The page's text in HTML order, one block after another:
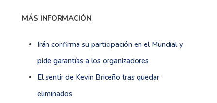
MÁS INFORMACIÓN
Irán confirma su participación en el Mundial y
pide garantías a los organizadores
El sentir de Kevin Briceño tras quedar
eliminados